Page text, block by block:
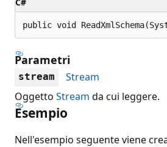
public void
Parametri
stream
Stream
Oggetto Stream da cui leggere.
Esempio
Nell'esempio seguente viene